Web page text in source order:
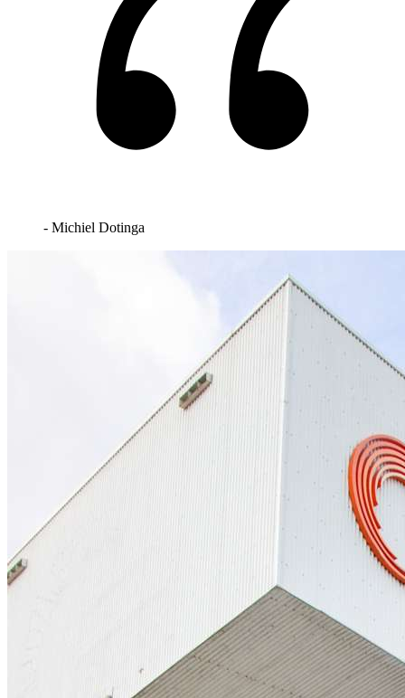
- Michiel Dotinga